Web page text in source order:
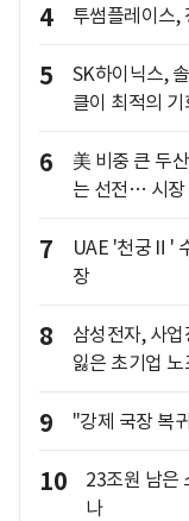
4 투썸플레이스,
5
SK하이닉스,
클이 최적의
6
美 비중 큰 두
는 선전… 시장
7
UAE '천궁Ⅱ'
장
8
삼성전자, 사
잃은 초기업
9 "강제 국장 복
10
23조원 남은
나